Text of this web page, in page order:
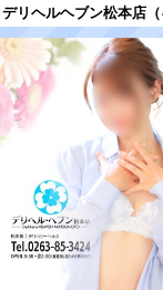
デリヘルヘブン松本店